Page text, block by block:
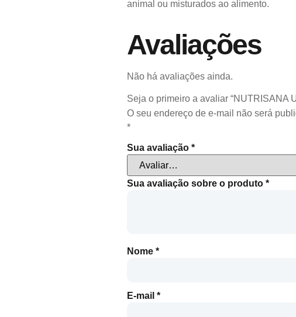
animal ou misturados ao alimento.
Avaliações
Não há avaliações ainda.
Seja o primeiro a avaliar “NUTRISANA
O seu endereço de e-mail não será
*
Sua avaliação *
Sua avaliação sobre o produto *
Nome *
E-mail *